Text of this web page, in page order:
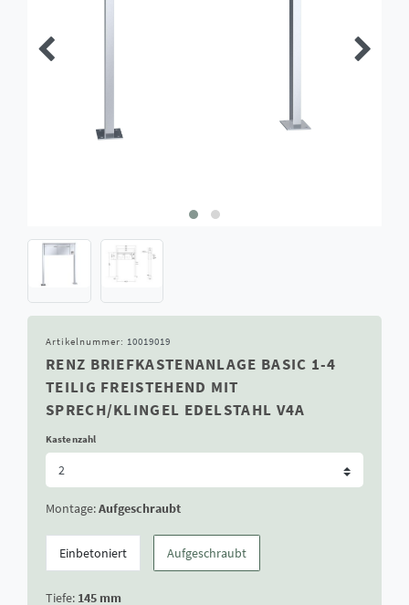
Artikelnummer: 10019019
RENZ BRIEFKASTENANLAGE BASIC 1-4
TEILIG FREISTEHEND MIT
SPRECH/KLINGEL EDELSTAHL V4A
Kastenzahl
Montage:Aufgeschraubt
Einbetoniert Aufgeschraubt
Tiefe: 145 mm